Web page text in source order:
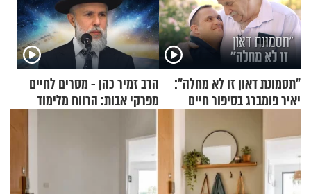
"תסמונת דאון זו לא מחלה":
יאיר פומברג בסיפור חיים
הרב זמיר כהן - מסרים לחיים
מפרקי אבות: הרווח מלימוד